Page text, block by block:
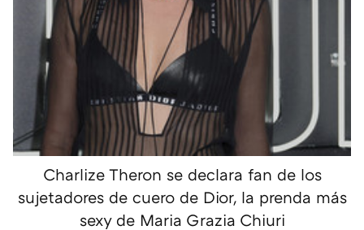
Charlize Theron se declara fan de los
sujetadores de cuero de Dior, la prenda más
sexy de Maria Grazia Chiuri